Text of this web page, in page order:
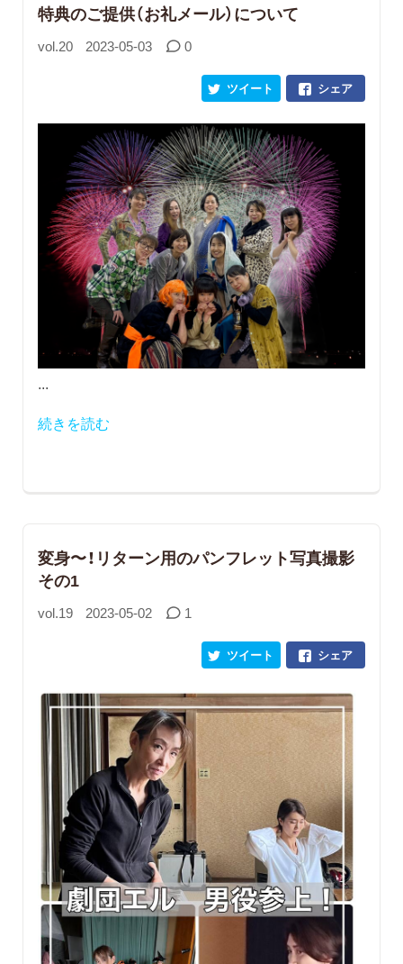
特典のご提供（お礼メール）について
vol.20 2023-05-03 0
シェア
ツイート
...
続きを読む
変身〜！リターン用のパンフレット写真撮影
その1
vol.19 2023-05-02 1
シェア
ツイート